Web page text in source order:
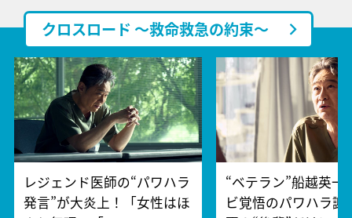
クロスロード ～救命救急の約束～
レジェンド医師の“パワハラ
発言”が大炎上！「女性はほ
“ベテラン”船越英一
ビ覚悟のパワハラ謝